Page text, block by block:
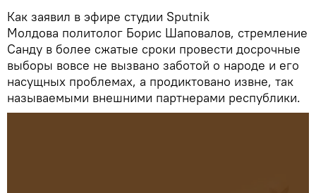
Как заявил в эфире студии Sputnik
Молдова политолог Борис Шаповалов, стремление
Санду в более сжатые сроки провести досрочные
выборы вовсе не вызвано заботой о народе и его
насущных проблемах, а продиктовано извне, так
называемыми внешними партнерами республики.